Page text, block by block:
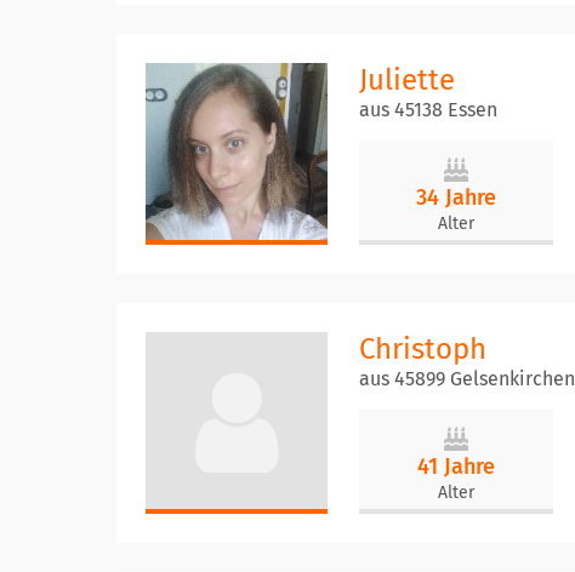
Juliette
aus 45138 Essen
34 Jahre
Alter
Christoph
aus 45899 Gelsenkirchen
41 Jahre
Alter